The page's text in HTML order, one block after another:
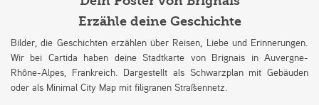
Erzähle deine Geschichte
Bilder, die Geschichten erzählen über Reisen, Liebe und Erinnerungen.
Wir bei Cartida haben deine Stadtkarte von Brignais in Auvergne-
Rhône-Alpes, Frankreich. Dargestellt als Schwarzplan mit Gebäuden
oder als Minimal City Map mit filigranen Straßennetz.